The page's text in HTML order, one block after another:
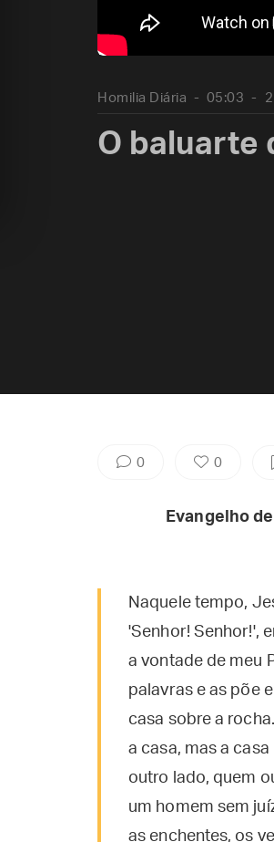
Homilia Diária 05:03
O baluarte
0 0
Evangelho
Naquele tempo,
'Senhor! Senhor!',
a vontade de meu
palavras e as põe
casa sobre a
a casa, mas a
outro lado, quem
um homem sem
as enchentes, os